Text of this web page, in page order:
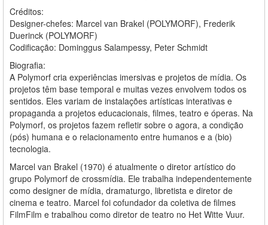
Créditos:
Designer-chefes: Marcel van Brakel (POLYMORF), Frederik
Duerinck (POLYMORF)
Codificação: Dominggus Salampessy, Peter Schmidt
Biografia:
A Polymorf cria experiências imersivas e projetos de mídia. Os
projetos têm base temporal e muitas vezes envolvem todos os
sentidos. Eles variam de instalações artísticas interativas e
propaganda a projetos educacionais, filmes, teatro e óperas. Na
Polymorf, os projetos fazem refletir sobre o agora, a condição
(pós) humana e o relacionamento entre humanos e a (bio)
tecnologia.
Marcel van Brakel (1970) é atualmente o diretor artístico do
grupo Polymorf de crossmídia. Ele trabalha independentemente
como designer de mídia, dramaturgo, libretista e diretor de
cinema e teatro. Marcel foi cofundador da coletiva de filmes
FilmFilm e trabalhou como diretor de teatro no Het Witte Vuur.